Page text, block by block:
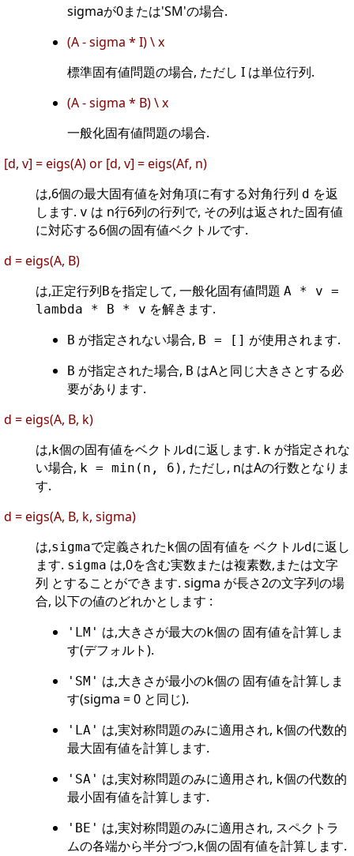
sigmaが0または'SM'の場合.
(A - sigma * I) \ x
標準固有値問題の場合, ただし I は単位行列.
(A - sigma * B) \ x
一般化固有値問題の場合.
[d, v] = eigs(A) or [d, v] = eigs(Af, n)
は,6個の最大固有値を対角項に有する対角行列 d を返
します. v は n行6列の行列で, その列は返された固有値
に対応する6個の固有値ベクトルです.
d = eigs(A, B)
は,正定行列Bを指定して, 一般化固有値問題 A * v =
lambda * B * v を解きます.
B が指定されない場合, B = [] が使用されます.
B が指定された場合, B はAと同じ大きさとする必
要があります.
d = eigs(A, B, k)
は, k個の固有値をベクトルd に返します. k が指定されな
い場合, k = min(n, 6) , ただし, nはAの行数となりま
す.
d = eigs(A, B, k, sigma)
は,sigmaで定義された k個の固有値を ベクトルd に返し
ます. sigma は,0を含む実数または複素数,または文字
列 とすることができます. sigma が長さ2の文字列の場
合, 以下の値のどれかとします :
'LM' は,大きさが最大のk個の 固有値を計算しま
す(デフォルト).
'SM' は,大きさが最小のk個の 固有値を計算しま
す(sigma = 0 と同じ).
'LA' は,実対称問題のみに適用され, k個の代数的
最大固有値を計算します.
'SA' は,実対称問題のみに適用され, k個の代数的
最小固有値を計算します.
'BE' は,実対称問題のみに適用され, スペクトラ
ムの各端から半分づつ, k個の固有値を計算します.